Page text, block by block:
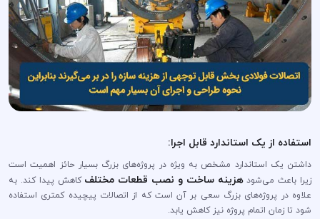
استفاده از یک استاندارد قابل اجرا:
داشتن یک استاندارد مشخص به ویژه در پروژه‌های بزرگ بسیار حائز اهمیت است
زیرا باعث می‌شودهزینه ساخت و نصب قطعات مختلفکاهش پیدا کند. به
علاوه در پروژه‌های بزرگ سعی بر آن است که از اتصالات پیچیده کمتری استفاده
شود تا زمان اتمام پروژه نیز کاهش یابد.